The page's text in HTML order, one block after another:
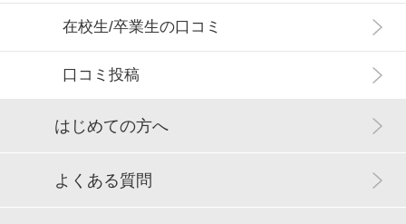
在校生/卒業生の口コミ
口コミ投稿
はじめての方へ
よくある質問